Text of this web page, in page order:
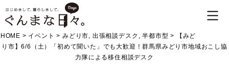
HOME > イベント >みどり市, 出張相談デスク ,半都市型 >
【みど
り市】6/6（土）「初めて聞いた」でも大歓迎！群馬県みどり市地域おこし協
力隊による移住相談デスク